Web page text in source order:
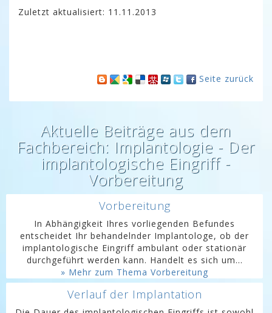
Zuletzt aktualisiert: 11.11.2013
Seite zurück
Aktuelle Beiträge aus dem
Fachbereich: Implantologie - Der
implantologische Eingriff -
Vorbereitung
Vorbereitung
In Abhängigkeit Ihres vorliegenden Befundes
entscheidet Ihr behandelnder Implantologe, ob der
implantologische Eingriff ambulant oder stationär
durchgeführt werden kann. Handelt es sich um...
» Mehr zum Thema Vorbereitung
Verlauf der Implantation